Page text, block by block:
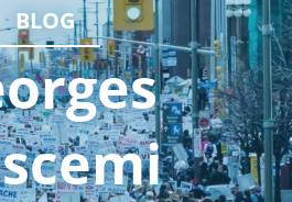
BLOG